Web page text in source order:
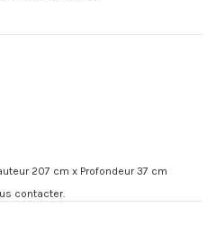
207 cm x Profondeur 37 cm
contacter.